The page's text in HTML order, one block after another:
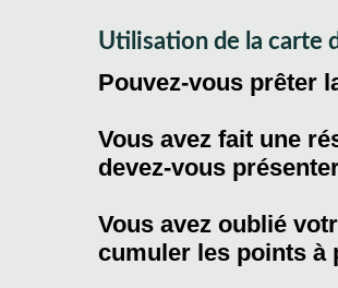
Utilisation de la carte
Pouvez-vous prêter
Vous avez fait une
devez-vous
Vous avez oublié
cumuler les points